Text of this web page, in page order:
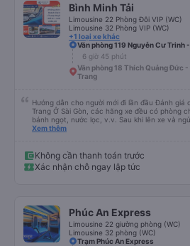
Bình Minh Tải
Limousine 22 Phòng Đôi VIP (WC)
Limousine 32 Phòng VIP (WC)
+1 loại xe khác
Văn phòng 119 Nguyễn Cư Trinh -
6 giờ 45 phút
Văn phòng 18 Thích Quảng Đức
Trang
Hướng dẫn cho người mới đi lần đầu Đánh giá
Trang Ở Sài Gòn, các hãng xe đều có phòng
bánh ngọt, nước lọc, v.v. Sau khi lên xe và
Nha Trang. Ở Nha Trang, các hãng xe có dịch
(nên dùng Google Translate và đưa cho họ
đón. Bạn không nên tin những người mặc áo
Nói về chất lượng xe thì tuyệt vời, xe được
Google Dịch để giao tiếp với họ. Hy vọng bài
bạn khi đi
Xem thêm
Không cần thanh toán trước
Xác nhận chỗ ngay lập tức
Phúc An Express
Limousine 22 giường phòng (WC)
Limousine 32 phòng (WC)
Trạm Phúc An Express